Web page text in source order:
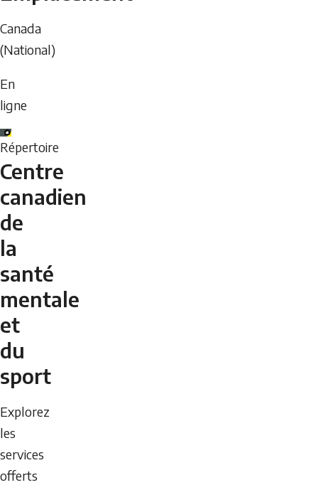
Canada
(National)
En
ligne
Répertoire
Centre
canadien
de
la
santé
mentale
et
du
sport
Explorez
les
services
offerts